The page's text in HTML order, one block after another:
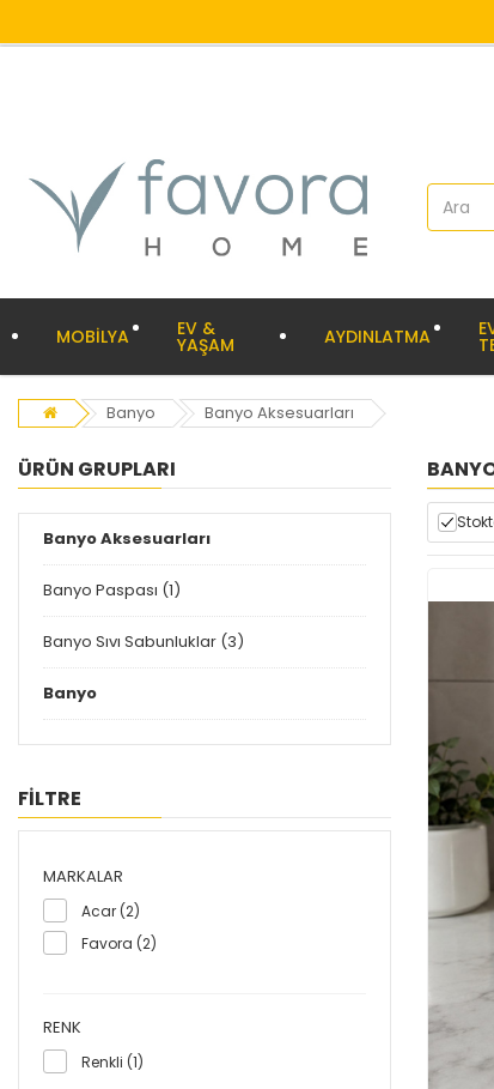
MOBİLYA EV &
YAŞAM AYDINLATMA
Banyo Banyo Aksesuarları
ÜRÜN GRUPLARI
Banyo Aksesuarları
Banyo Paspası (1)
Banyo Sıvı Sabunluklar (3)
Banyo
FİLTRE
MARKALAR
Acar (2)
Favora (2)
RENK
Renkli (1)